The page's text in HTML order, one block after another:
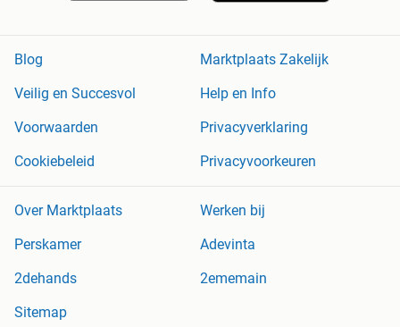
Blog
Marktplaats Zakelijk
Veilig en Succesvol
Help en Info
Voorwaarden
Privacyverklaring
Cookiebeleid
Privacyvoorkeuren
Over Marktplaats
Werken bij
Perskamer
Adevinta
2dehands
2ememain
Sitemap